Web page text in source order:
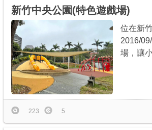
新竹中央公園(特色遊戲場)
位在新
2016/
場，讓
223 5